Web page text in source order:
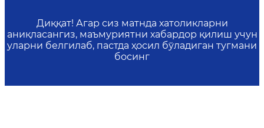
Диққат! Агар сиз матнда хатоликларни
аниқласангиз, маъмуриятни хабардор қилиш учун
уларни белгилаб, пастда ҳосил бўладиган тугмани
босинг